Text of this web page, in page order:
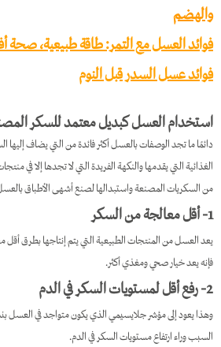
والهضم
فوائد العسل مع التمر​: طاقة طبيعية، صحة
فوائد عسل السدر قبل النوم
استخدام العسل كبديل معتمد للسكر
دائمًا ما تجد الوصفات بالعسل أكثر فائدة من التي يضاف إليها
الغذائية التي يقدمها والنكهة الفريدة التي لا تجدها إلا في
من السكريات المصنعة واستبدالها لصنع أشهى الأطباق
1- أقل معالجة من السكر
يعد العسل من المنتجات الطبيعية التي يتم إنتاجها بطرق
فإنه يعد خيار صحي ومغذي أكثر.
2- رفع أقل لمستويات السكر في الدم
وهذا يعود إلى مؤشر جلايسيمي الذي يكون متواجد في العسل
السبب وراء ارتفاع مستويات السكر في الدم.